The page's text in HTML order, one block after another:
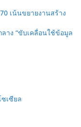
เน้นขยายงานสร้าง
าง “ขับเคลื่อนใช้ข้อมูล
เซียล